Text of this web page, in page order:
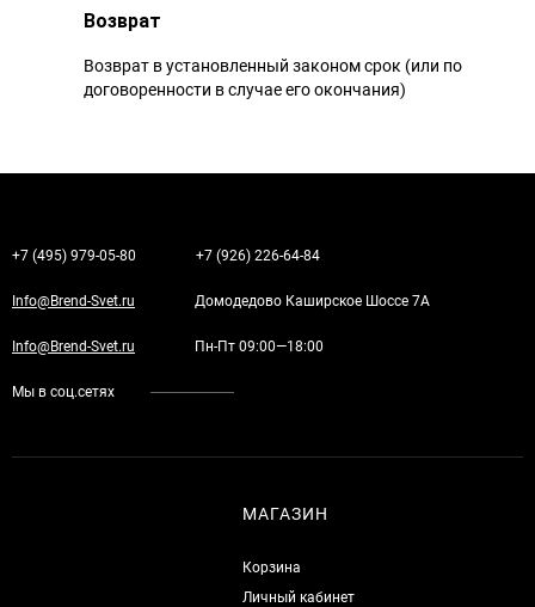
Возврат
Возврат в установленный законом срок (или по
договоренности в случае его окончания)
+7 (495) 979-05-80 +7 (926) 226-64-84
Info@Brend-Svet.ru Домодедово Каширское Шоссе 7А
Info@Brend-Svet.ru Пн-Пт 09:00—18:00
Мы в соц.сетях
МАГАЗИН
Корзина
Личный кабинет